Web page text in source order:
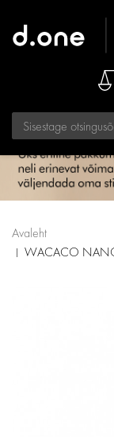
Avaleht
WACACO